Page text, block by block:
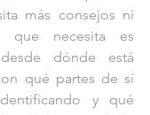
más consejos ni
que necesita es
dónde está
qué partes de sí
y qué